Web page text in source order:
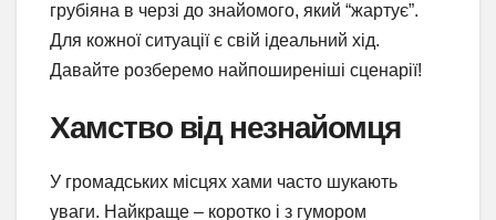
грубіяна в черзі до знайомого, який “жартує”.
Для кожної ситуації є свій ідеальний хід.
Давайте розберемо найпоширеніші сценарії!
Хамство від незнайомця
У громадських місцях хами часто шукають
уваги. Найкраще – коротко і з гумором